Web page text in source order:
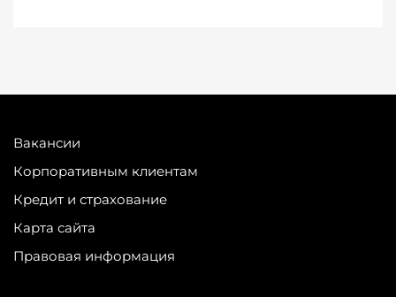
Вакансии
Корпоративным клиентам
Кредит и страхование
Карта сайта
Правовая информация